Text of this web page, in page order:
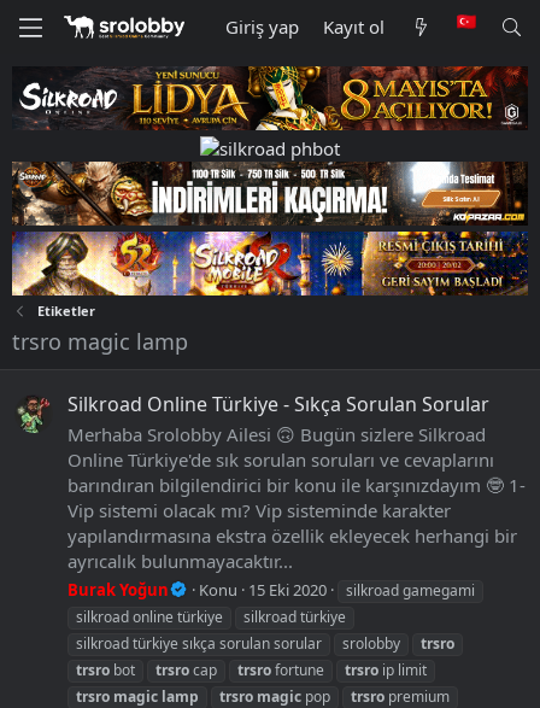
Giriş yap Kayıt ol
Etiketler
trsro magic lamp
Silkroad Online Türkiye - Sıkça Sorulan Sorular
Merhaba Srolobby Ailesi 🙃 Bugün sizlere Silkroad
Online Türkiye'de sık sorulan soruları ve cevaplarını
barındıran bilgilendirici bir konu ile karşınızdayım 🤓 1-
Vip sistemi olacak mı? Vip sisteminde karakter
yapılandırmasına ekstra özellik ekleyecek herhangi bir
ayrıcalık bulunmayacaktır...
Burak Yoğun Konu 15 Eki 2020
silkroad gamegami
silkroad online türkiye
silkroad türkiye
silkroad türkiye sıkça sorulan sorular
srolobby
trsro
trsro bot trsrocap trsrofortune trsro ip limit
trsro magic lamp trsro magic pop trsro premium